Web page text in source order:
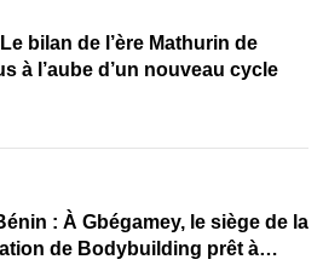
bilan de l’ère Mathurin de
à l’aube d’un nouveau cycle
: À Gbégamey, le siège de la
de Bodybuilding prêt à